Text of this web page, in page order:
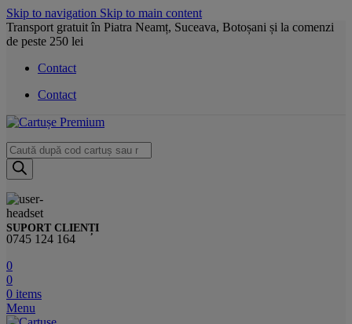
Skip to navigation Skip to main content
Transport gratuit în Piatra Neamț, Suceava, Botoșani și la comenzi
de peste 250 lei
Contact
Contact
Products
search
SUPORT CLIENȚI
0745 124 164
0
0
0 items
Menu